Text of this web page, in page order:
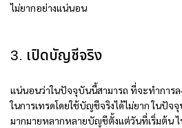
ไม่ยากอย่างแน่นอน
3. เปิดบัญชีจริง
แน่นอนว่าในปัจจุบันนี้สามารถ ที่จะทำการ
ในการเทรดโดยใช้บัญชีจริงได้ไม่ยาก ในปั
มากมายหลากหลายบัญชีตั้งแต่วันที่เริ่มต้น